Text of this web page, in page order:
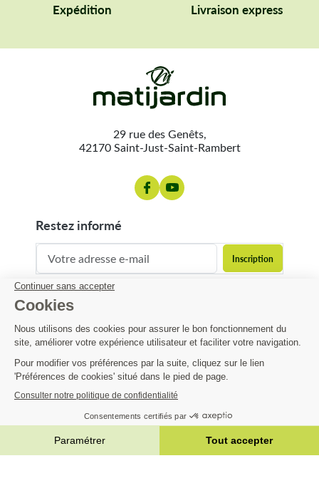
39,13 €
  AJOUTER AU PANIER
Expédition Livraison express
29 rue des Genêts,
42170 Saint-Just-Saint-Rambert
restez informé
contact@matijardin.fr
Matijardin
Infos pratiques
Réalisation